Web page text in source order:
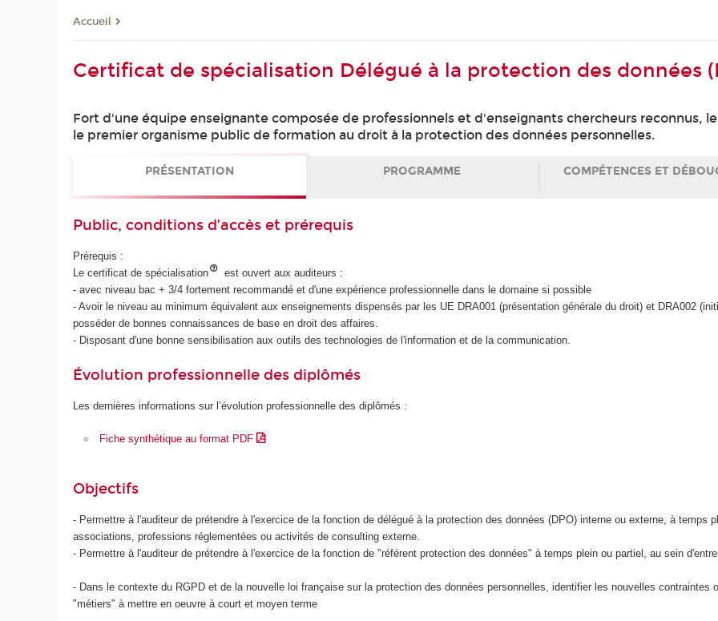
Accueil
Certificat de spécialisation Délégué à la protection des données
Fort d'une équipe enseignante composée de professionnels et d'enseignants chercheurs reconnus,
le premier organisme public de formation au droit à la protection des données personnelles.
PRÉSENTATION PROGRAMME COMPÉTENCES ET
Public, conditions d’accès et prérequis
Prérequis :
Le certificat de spécialisation
est ouvert aux auditeurs :
- avec niveau bac + 3/4 fortement recommandé et d'une expérience professionnelle dans le domaine si possible
- Avoir le niveau au minimum équivalent aux enseignements dispensés par les UE DRA001 (présentation générale du droit) et DRA002
posséder de bonnes connaissances de base en droit des affaires.
- Disposant d'une bonne sensibilisation aux outils des technologies de l'information et de la communication.
Évolution professionnelle des diplômés
Les dernières informations sur l’évolution professionnelle des diplômés :
Fiche synthétique au format PDF
Objectifs
- Permettre à l'auditeur de prétendre à l'exercice de la fonction de délégué à la protection des données (DPO) interne ou externe, à temps
associations, professions réglementées ou activités de consulting externe.
- Permettre à l'auditeur de prétendre à l'exercice de la fonction de "référent protection des données" à temps plein ou partiel, au sein
- Dans le contexte du RGPD et de la nouvelle loi française sur la protection des données personnelles, identifier les nouvelles
"métiers" à mettre en oeuvre à court et moyen terme